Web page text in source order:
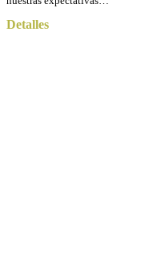
Detalles